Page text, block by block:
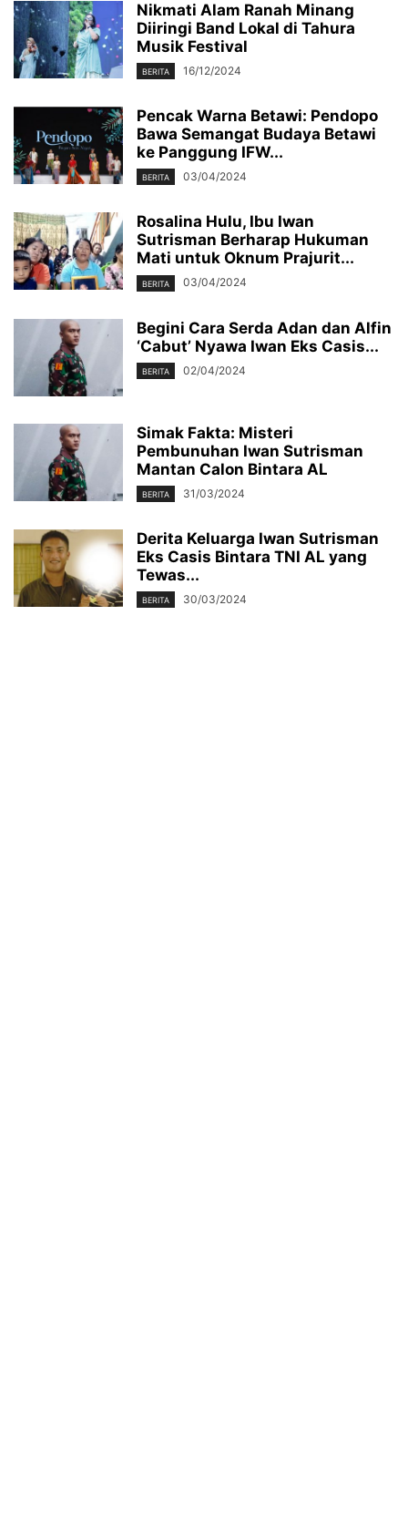
Nikmati Alam Ranah Minang
Diiringi Band Lokal di Tahura
Musik Festival
BERITA 16/12/2024
Pencak Warna Betawi: Pendopo
Bawa Semangat Budaya Betawi
ke Panggung IFW...
BERITA 03/04/2024
Rosalina Hulu, Ibu Iwan
Sutrisman Berharap Hukuman
Mati untuk Oknum Prajurit...
BERITA 03/04/2024
Begini Cara Serda Adan dan Alfin
‘Cabut’ Nyawa Iwan Eks Casis...
BERITA 02/04/2024
Simak Fakta: Misteri
Pembunuhan Iwan Sutrisman
Mantan Calon Bintara AL
BERITA 31/03/2024
Derita Keluarga Iwan Sutrisman
Eks Casis Bintara TNI AL yang
Tewas...
BERITA 30/03/2024